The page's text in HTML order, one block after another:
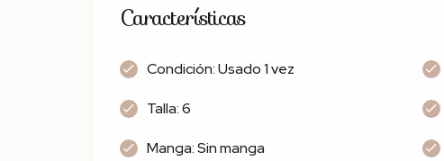
Características
Condición: Usado 1 vez
Talla: 6
Manga: Sin manga